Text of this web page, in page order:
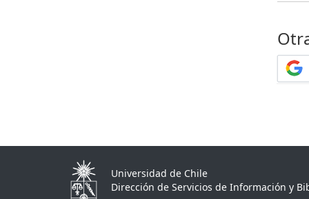
Universidad de Chile
Dirección de Servicios de Información y